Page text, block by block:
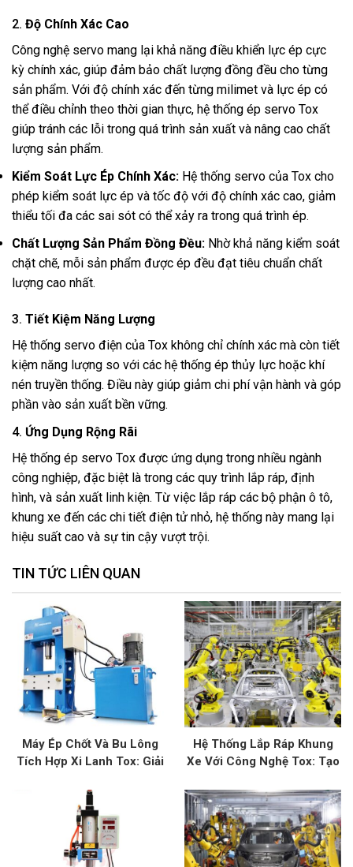
2. Độ Chính Xác Cao
Công nghệ servo mang lại khả năng điều khiển lực ép cực
kỳ chính xác, giúp đảm bảo chất lượng đồng đều cho từng
sản phẩm. Với độ chính xác đến từng milimet và lực ép có
thể điều chỉnh theo thời gian thực, hệ thống ép servo Tox
giúp tránh các lỗi trong quá trình sản xuất và nâng cao chất
lượng sản phẩm.
Kiểm Soát Lực Ép Chính Xác: Hệ thống servo của Tox cho
phép kiểm soát lực ép và tốc độ với độ chính xác cao, giảm
thiểu tối đa các sai sót có thể xảy ra trong quá trình ép.
Chất Lượng Sản Phẩm Đồng Đều: Nhờ khả năng kiểm soát
chặt chẽ, mỗi sản phẩm được ép đều đạt tiêu chuẩn chất
lượng cao nhất.
3. Tiết Kiệm Năng Lượng
Hệ thống servo điện của Tox không chỉ chính xác mà còn tiết
kiệm năng lượng so với các hệ thống ép thủy lực hoặc khí
nén truyền thống. Điều này giúp giảm chi phí vận hành và góp
phần vào sản xuất bền vững.
4. Ứng Dụng Rộng Rãi
Hệ thống ép servo Tox được ứng dụng trong nhiều ngành
công nghiệp, đặc biệt là trong các quy trình lắp ráp, định
hình, và sản xuất linh kiện. Từ việc lắp ráp các bộ phận ô tô,
khung xe đến các chi tiết điện tử nhỏ, hệ thống này mang lại
hiệu suất cao và sự tin cậy vượt trội.
TIN TỨC LIÊN QUAN
Máy Ép Chốt Và Bu Lông
Tích Hợp Xi Lanh Tox: Giải
Hệ Thống Lắp Ráp Khung
Xe Với Công Nghệ Tox: Tạo
Xe Hơi